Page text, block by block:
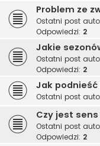
Problem ze
Ostatni post
Odpowiedzi: 2
Jakie
Ostatni post
Odpowiedzi: 2
Jak podnieść
Ostatni post
Czy jest
Ostatni post
Odpowiedzi: 2